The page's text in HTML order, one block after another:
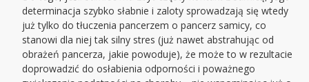
determinacja szybko słabnie i zaloty sprowadzają się wtedy
już tylko do tłuczenia pancerzem o pancerz samicy, co
stanowi dla niej tak silny stres (już nawet abstrahując od
obrażeń pancerza, jakie powoduje), że może to w rezultacie
doprowadzić do osłabienia odporności i poważnego